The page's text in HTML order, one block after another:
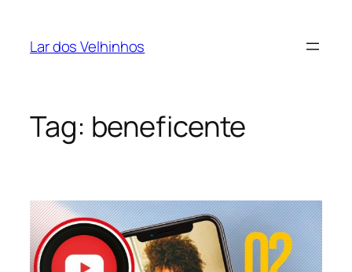
Lar dos Velhinhos
Tag: beneficente